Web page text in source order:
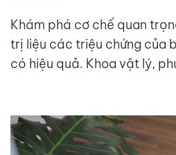
Khám phá cơ chế quan
trị liệu các triệu chứng của
có hiệu quả. Khoa vật lý,